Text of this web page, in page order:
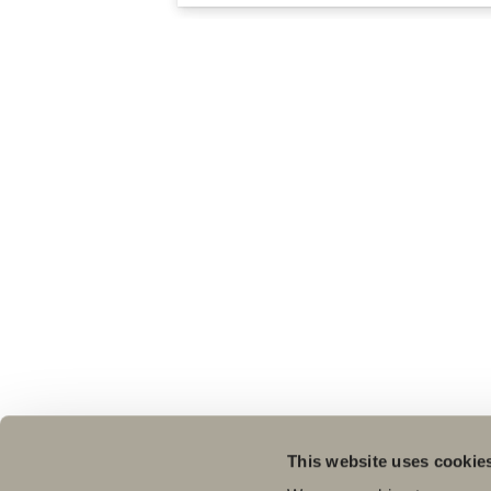
This website uses